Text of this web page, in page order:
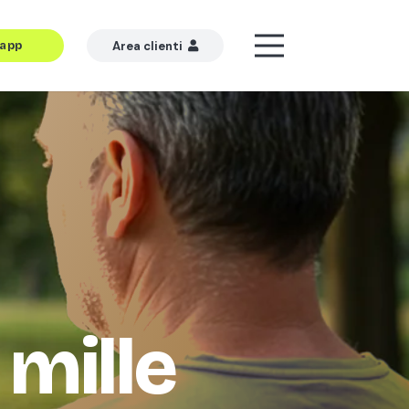
Area clienti